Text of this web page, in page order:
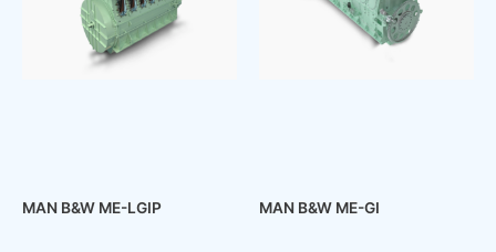
MAN B&W ME-LGIP MAN B&W ME-GI